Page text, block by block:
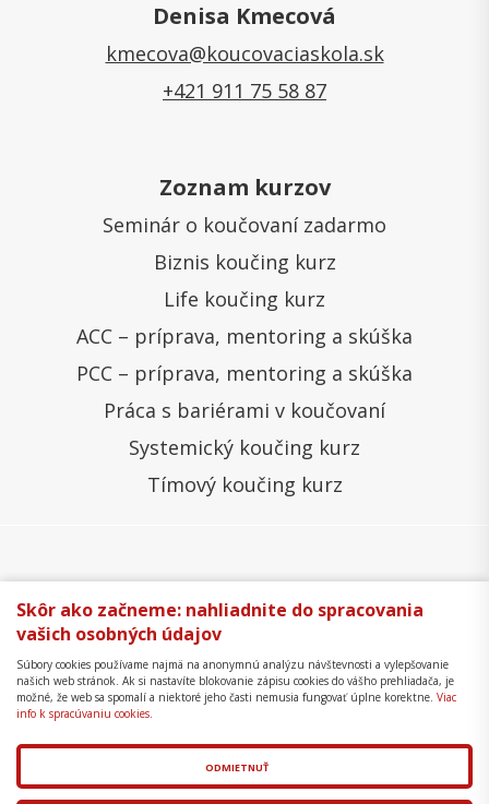
Denisa Kmecová
kmecova@koucovaciaskola.sk
+421 911 75 58 87
Zoznam kurzov
Seminár o koučovaní zadarmo
Biznis koučing kurz
Life koučing kurz
ACC – príprava, mentoring a skúška
PCC – príprava, mentoring a skúška
Práca s bariérami v koučovaní
Systemický koučing kurz
Tímový koučing kurz
Všeobecné obchodné podmienky
Správa cookies
Ochrana osobných údajov
Formulár na odstúpenie
Mapa stránky
Copyright © 2018 - 2026 Business Coaching College,
s.r.o.
aredakčný systém
Skôr ako začneme: nahliadnite do spracovania
vašich osobných údajov
Súbory cookies používame najmä na anonymnú analýzu návštevnosti a vylepšovanie
našich web stránok. Ak si nastavíte blokovanie zápisu cookies do vášho prehliadača, je
možné, že web sa spomalí a niektoré jeho časti nemusia fungovať úplne korektne. Viac
info k spracúvaniu cookies.
ODMIETNUŤ